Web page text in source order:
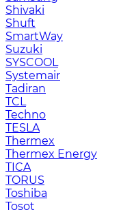
Shivaki
Shuft
SmartWay
Suzuki
SYSCOOL
Systemair
Tadiran
TCL
Techno
TESLA
Thermex
Thermex Energy
TICA
TORUS
Toshiba
Tosot